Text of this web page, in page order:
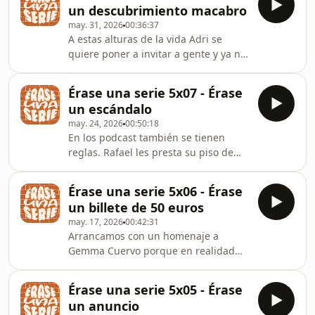
calidad. El anterior, este y el
siguiente. No sabemos cuándo
supieron que esto acababa, pero la
reforma infinita de los Cuesta es aún
más graciosa por eso. Este podcast
está acabando justo 20 años después
que la serie, ¿L
un descubrimiento macabro
may. 31, 202600:36:37
A estas alturas de la vida Adri se
quiere poner a invitar a gente y ya no
chulísimo porque se descubre un
cadáver emparedado en la portería y
de repente esto es un thriller.
Nemesio, ay, la señorita Marga, ay.
Toda la trama de Mauri nos parece
durísima y muy divertida, no nos da
ninguna pena Marga. Eres una mala
persona y punto. No hay debate.
Mauri, estamos contig
Érase una serie 5x07 - Érase
un escándalo
may. 24, 202600:50:18
En los podcast también se tienen
reglas. Rafael les presta su piso de
Mauri y Fernando ven Titanic y se
duermen, mientras los Cuesta se
tienen que disgregar porque están
haciendo reforma, y empieza el
romance entre Belén y Paquito.
También llega Moncho, que viene un
poco a hacer la broma porque
tampoco es que tenga una gran
importancia su personaje. Para que
Érase una serie 5x06 - Érase
un billete de 50 euros
may. 17, 202600:42:31
Arrancamos con un homenaje a
Gemma Cuervo porque en realidad
Hablamos de ella y de sus redes, de
sus últimos años. Conocerla es de lo
mejorcito que nos ha dado este
Érase una serie 5x05 - Érase
un anuncio